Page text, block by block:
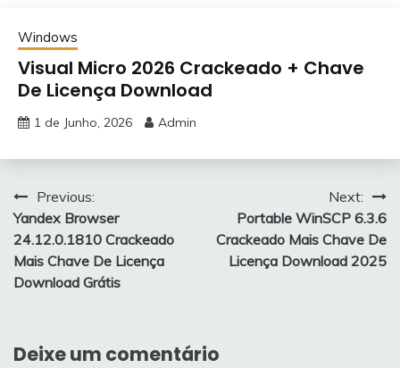
Windows
Visual Micro 2026 Crackeado + Chave
De Licença Download
1 de Junho, 2026 Admin
Navegação
de
artigos
Previous:
Yandex Browser
24.12.0.1810 Crackeado
Mais Chave De Licença
Download Grátis
Next:
Portable WinSCP 6.3.6
Crackeado Mais Chave De
Licença Download 2025
Deixe um comentário